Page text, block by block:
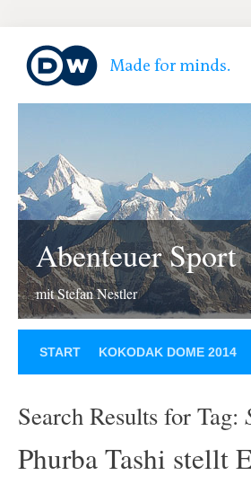
Abenteuer Sport
mit Stefan Nestler
START KOKODAK DOME 2014
Search Results for Tag:
Phurba Tashi stellt